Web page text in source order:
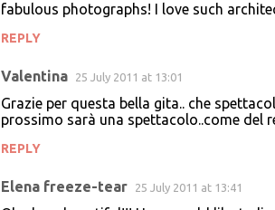
fabulous photographs! I love such
REPLY
Valentina 25 July 2011 at 13:01
Grazie per questa bella gita.. che
prossimo sarà una spettacolo..come del
REPLY
Elena freeze-tear 25 July 2011 at 13:41